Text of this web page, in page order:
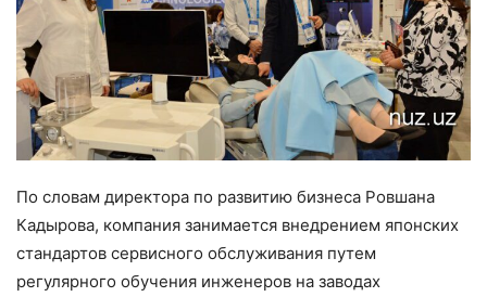
По словам директора по развитию бизнеса Ровшана
Кадырова, компания занимается внедрением японских
стандартов сервисного обслуживания путем
регулярного обучения инженеров на заводах